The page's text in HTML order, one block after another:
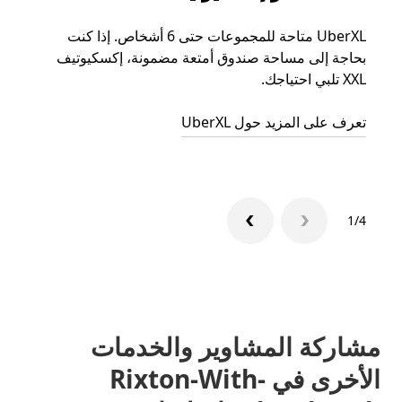
UberXL متاحة للمجموعات حتى 6 أشخاص. إذا كنت
بحاجة إلى مساحة صندوق أمتعة مضمونة، إكسكيوتيف
XXL تلبي احتياجك.
تعرف على المزيد حول UberXL
1/4
مشاركة المشاوير والخدمات
الأخرى في Rixton-With-